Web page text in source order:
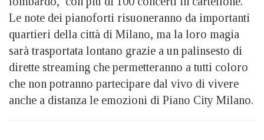
Le note dei pianoforti risuoneranno da importanti
quartieri della città di Milano, ma la loro magia
sarà trasportata lontano grazie a un palinsesto di
dirette streaming che permetteranno a tutti coloro
che non potranno partecipare dal vivo di vivere
anche a distanza le emozioni di Piano City Milano.